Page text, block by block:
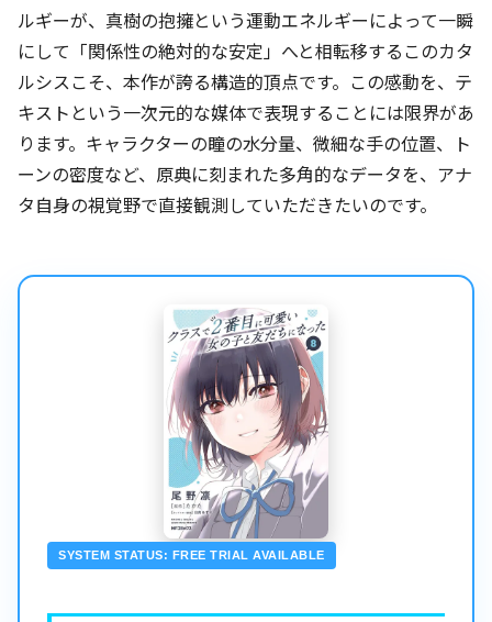
ルギーが、真樹の抱擁という運動エネルギーによって一瞬
にして「関係性の絶対的な安定」へと相転移するこのカタ
ルシスこそ、本作が誇る構造的頂点です。この感動を、テ
キストという一次元的な媒体で表現することには限界があ
ります。キャラクターの瞳の水分量、微細な手の位置、ト
ーンの密度など、原典に刻まれた多角的なデータを、アナ
タ自身の視覚野で直接観測していただきたいのです。
SYSTEM STATUS: FREE TRIAL AVAILABLE